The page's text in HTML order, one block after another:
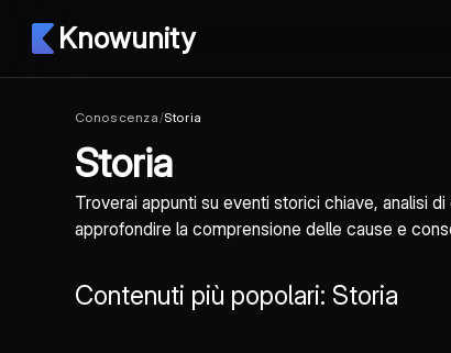
Knowunity
Conoscenza/Storia
Storia
Troverai appunti su eventi storici chiave, analisi
approfondire la comprensione delle cause e
Contenuti più popolari: Storia